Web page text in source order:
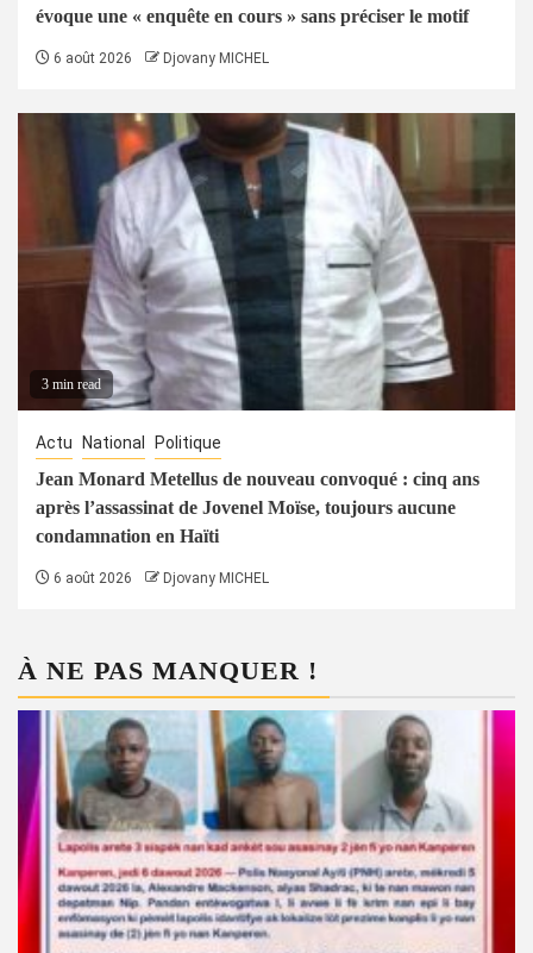
évoque une « enquête en cours » sans préciser le motif
6 août 2026 Djovany MICHEL
3 min read
Actu National Politique
Jean Monard Metellus de nouveau convoqué : cinq ans
après l’assassinat de Jovenel Moïse, toujours aucune
condamnation en Haïti
6 août 2026 Djovany MICHEL
À NE PAS MANQUER !